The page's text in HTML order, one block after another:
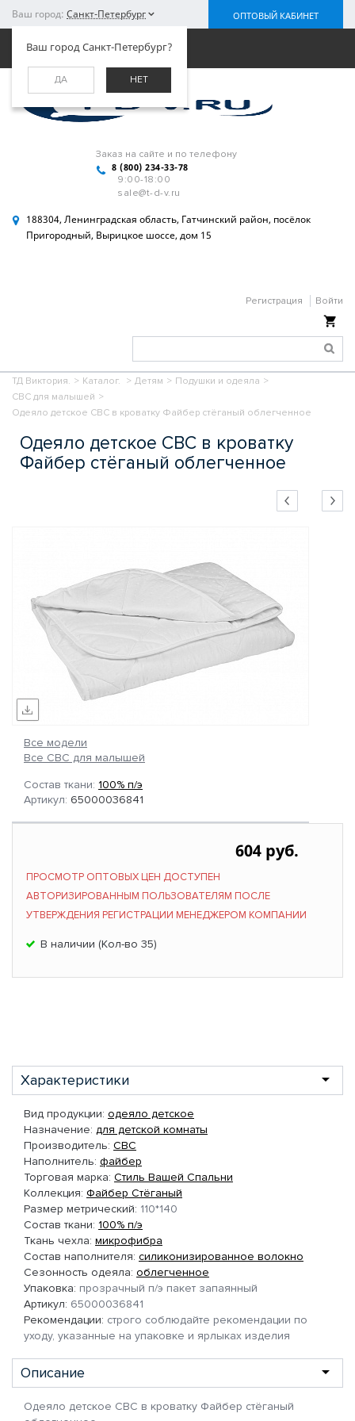
Ваш город: Санкт-Петербург
Ваш город Санкт-Петербург?
ДА НЕТ
ОПТОВЫЙ КАБИНЕТ
Заказ на сайте и по телефону
8 (800) 234-33-78
9:00-18:00
sale@t-d-v.ru
188304, Ленинградская область, Гатчинский район, посёлок
Пригородный, Вырицкое шоссе, дом 15
Регистрация Войти
Меню
ТД Виктория. > Каталог. > Детям > Подушки и одеяла >
СВС для малышей >
Одеяло детское СВС в кроватку Файбер стёганый облегченное
Одеяло детское СВС в кроватку
Файбер стёганый облегченное
Все модели
Все СВС для малышей
Состав ткани: 100% п/э
Артикул: 65000036841
604 руб.
ПРОСМОТР ОПТОВЫХ ЦЕН ДОСТУПЕН
АВТОРИЗИРОВАННЫМ ПОЛЬЗОВАТЕЛЯМ ПОСЛЕ
УТВЕРЖДЕНИЯ РЕГИСТРАЦИИ МЕНЕДЖЕРОМ КОМПАНИИ
В наличии (Кол-во 35)
Характеристики
Вид продукции: одеяло детское
Назначение: для детской комнаты
Производитель: СВС
Наполнитель: файбер
Торговая марка: Стиль Вашей Спальни
Коллекция: Файбер Стёганый
Размер метрический: 110*140
Состав ткани: 100% п/э
Ткань чехла: микрофибра
Состав наполнителя: силиконизированное волокно
Сезонность одеяла: облегченное
Упаковка: прозрачный п/э пакет запаянный
Артикул: 65000036841
Рекомендации: строго соблюдайте рекомендации по
уходу, указанные на упаковке и ярлыках изделия
Описание
Одеяло детское СВС в кроватку Файбер стёганый